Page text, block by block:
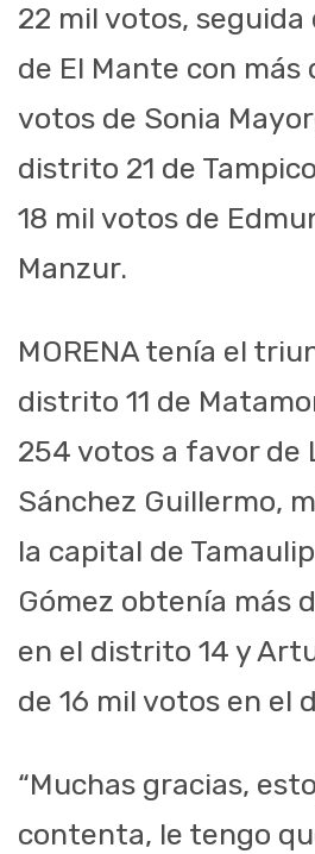
22 mil votos,
de El Mante con más
votos de Sonia
distrito 21 de
18 mil votos de
Manzur.
MORENA tenía el
distrito 11 de
254 votos a favor de
Sánchez Guillermo,
la capital de
Gómez obtenía más
en el distrito 14 y
de 16 mil votos en el
“Muchas gracias,
contenta, le tengo